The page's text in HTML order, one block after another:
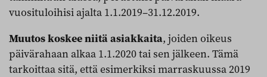
vuosituloihisi ajalta 1.1.2019–31.12.2019.
Muutos koskee niitä asiakkaita, joiden oikeus
päivärahaan alkaa 1.1.2020 tai sen jälkeen. Tämä
tarkoittaa sitä, että esimerkiksi marraskuussa 2019